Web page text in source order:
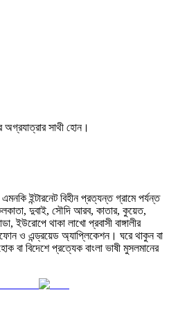
অগ্রযাত্রার সাথী হোন।
ইন্টারনেট বিহীন প্রত্যন্ত গ্রামে পর্যন্ত
দুবাই, সৌদি আরব, কাতার, কুয়েত,
ইউরোপে থাকা লাখো প্রবাসী বাঙ্গালীর
ও এন্ড্রয়েড অ্যাপ্লিকেশন। ঘরে থাকুন বা
বা বিদেশে প্রত্যেক বাংলা ভাষী মুসলমানের